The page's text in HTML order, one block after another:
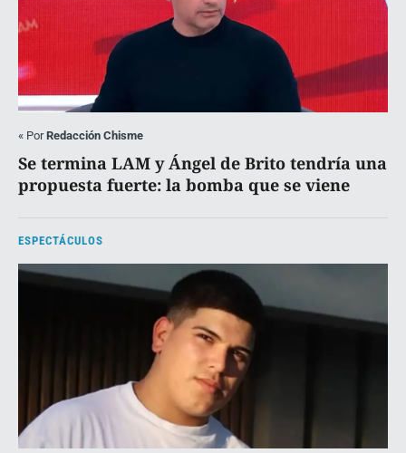
« PorRedacción Chisme
Se termina LAM y Ángel de Brito tendría una
propuesta fuerte: la bomba que se viene
ESPECTÁCULOS